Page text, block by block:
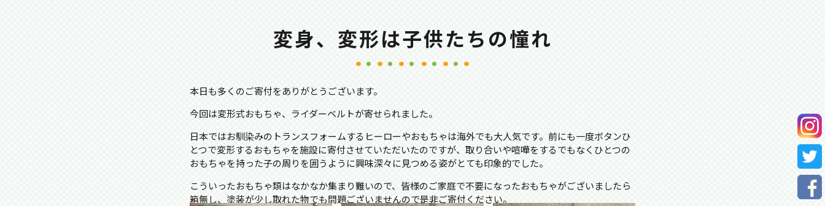
変身、変形は子供たちの憧れ
本日も多くのご寄付をありがとうございます。
今回は変形式おもちゃ、ライダーベルトが寄せられました。
日本ではお馴染みのトランスフォームするヒーローやおもちゃは海外でも大人気です。前にも一度ボタンひ
とつで変形するおもちゃを施設に寄付させていただいたのですが、取り合いや喧嘩をするでもなくひとつの
おもちゃを持った子の周りを囲うように興味深々に見つめる姿がとても印象的でした。
こういったおもちゃ類はなかなか集まり難いので、皆様のご家庭で不要になったおもちゃがございましたら
箱無し、塗装が少し取れた物でも問題ございませんので是非ご寄付ください。